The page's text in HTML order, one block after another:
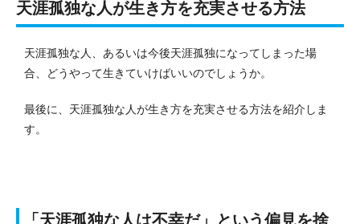
天涯孤独な人が生き方を充実させる方法
天涯孤独な人、あるいは今後天涯孤独になってしまった場
合、どうやって生きていけばいいのでしょうか。
最後に、天涯孤独な人が生き方を充実させる方法を紹介しま
す。
「天涯孤独な人は不幸だ」という偏見を捨